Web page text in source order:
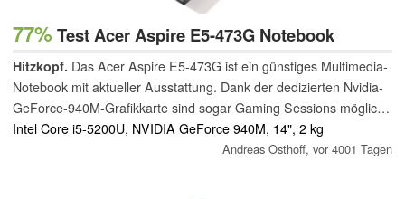
77% Test Acer Aspire E5-473G Notebook
Hitzkopf. Das Acer Aspire E5-473G ist ein günstiges Multimedia-
Notebook mit aktueller Ausstattung. Dank der dedizierten Nvidia-
GeForce-940M-Grafikkarte sind sogar Gaming Sessions möglich.
Die Kühlung kommt jedoch an ihre Grenzen, und auch beim
Intel Core i5-5200U, NVIDIA GeForce 940M, 14", 2 kg
Andreas Osthoff, vor 4001 Tagen